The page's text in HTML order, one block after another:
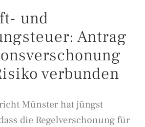
und
Antrag
verbunden
Münster hat jüngst
die Regelverschonung für